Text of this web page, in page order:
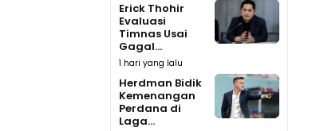
Erick Thohir
Evaluasi
Timnas Usai
Gagal...
1 hari yang lalu
Herdman Bidik
Kemenangan
Perdana di
Laga...